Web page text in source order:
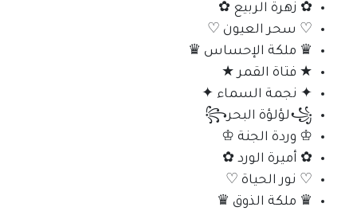
✿ زهرة الربيع ✿
♡ سحر العيون ♡
♛ ملكة الإحساس ♛
★ فتاة القمر ★
✦ نجمة السماء ✦
꧁لؤلؤة البحر꧂
♔ وردة الجنة ♔
✿ أميرة الورد ✿
♡ نور الحياة ♡
♛ ملكة الذوق ♛